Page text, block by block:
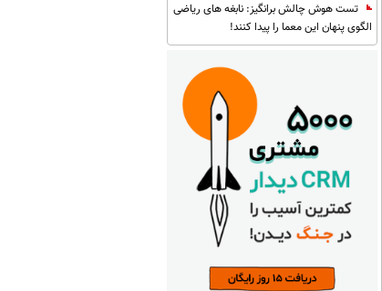
تست هوش چالش برانگیز: نابغه های ریاضی
الگوی پنهان این معما را پیدا کنند!